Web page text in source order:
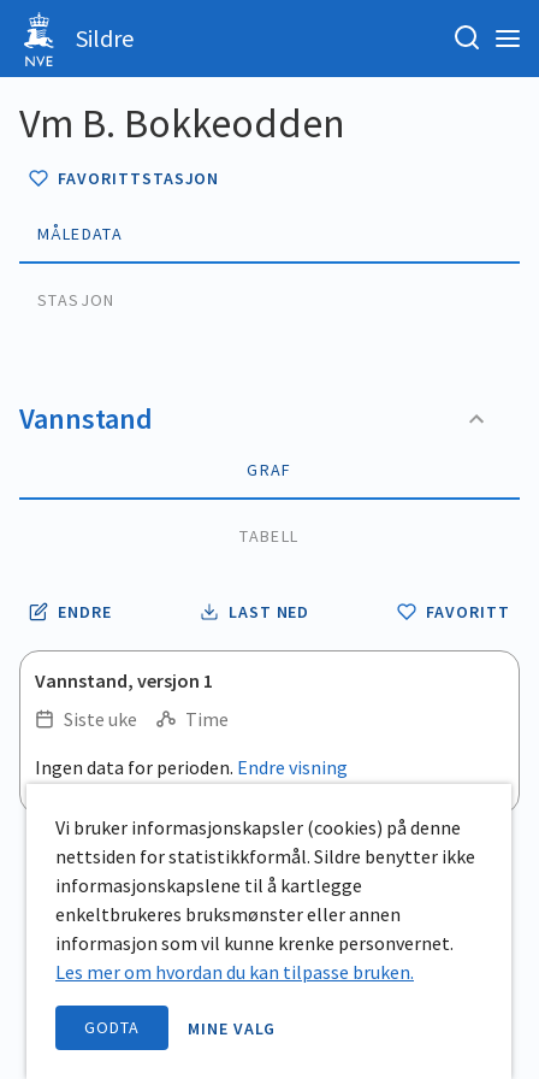
Sildre
Vm B. Bokkeodden
FAVORITTSTASJON
MÅLEDATA
STASJON
Vannstand
GRAF
TABELL
ENDRE LAST NED FAVORITT
Vannstand, versjon 1
Siste uke
Time
Ingen data for perioden. Endre visning
Vi bruker informasjonskapsler (cookies) på denne
nettsiden for statistikkformål. Sildre benytter ikke
informasjonskapslene til å kartlegge
enkeltbrukeres bruksmønster eller annen
informasjon som vil kunne krenke personvernet.
Les mer om hvordan du kan tilpasse bruken.
GODTA MINE VALG